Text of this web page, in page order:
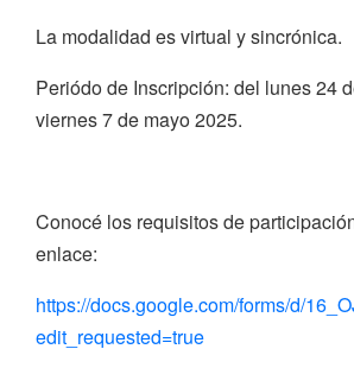
La modalidad es virtual y sincrónica.
Periódo de Inscripción: del lunes 24
viernes 7 de mayo 2025.
Conocé los requisitos de
enlace:
https://docs.google.com/forms/d/
edit_requested=true